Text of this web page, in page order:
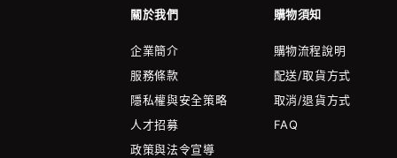
關於我們 購物須知
企業簡介
服務條款
隱私權與安全策略
人才招募
政策與法令宣導
購物流程說明
配送/取貨方式
取消/退貨方式
FAQ